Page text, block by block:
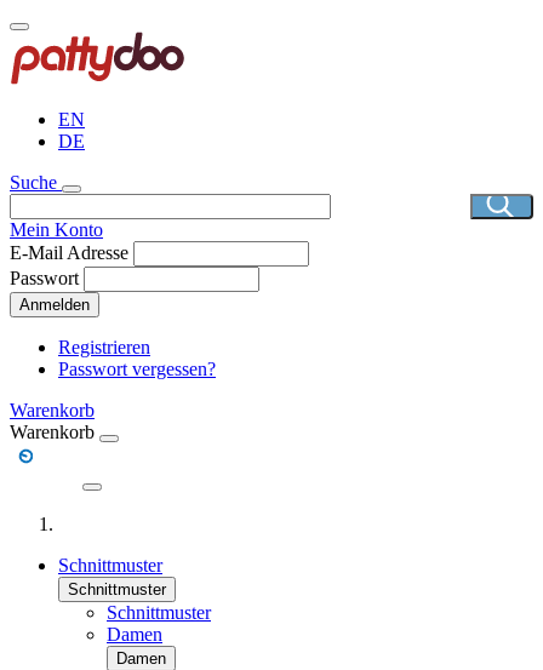
Direkt
zum
Inhalt
EN
DE
Suche
Mein Konto
E-Mail Adresse
Passwort
Anmelden
Registrieren
Passwort vergessen?
Warenkorb
Warenkorb
Schnittmuster
Schnittmuster
Schnittmuster
Damen
Damen